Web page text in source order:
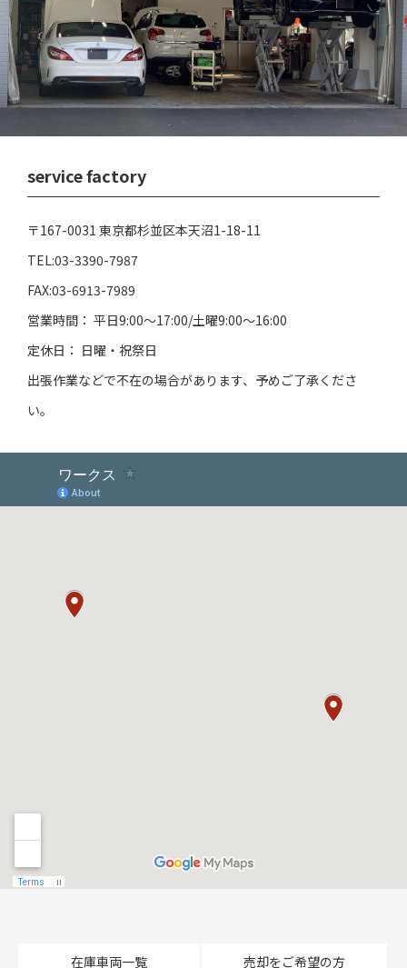
service factory
〒167-0031 東京都杉並区本天沼1-18-11
TEL:03-3390-7987
FAX:03-6913-7989
営業時間： 平日9:00～17:00/土曜9:00～16:00
定休日： 日曜・祝祭日
出張作業などで不在の場合があります、予めご了承くださ
い。
在庫車両一覧 売却をご希望の方